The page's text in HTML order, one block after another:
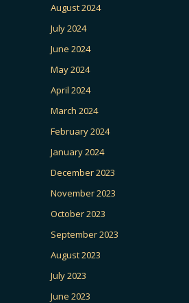
August 2024
July 2024
June 2024
May 2024
April 2024
March 2024
February 2024
January 2024
December 2023
November 2023
October 2023
September 2023
August 2023
July 2023
June 2023